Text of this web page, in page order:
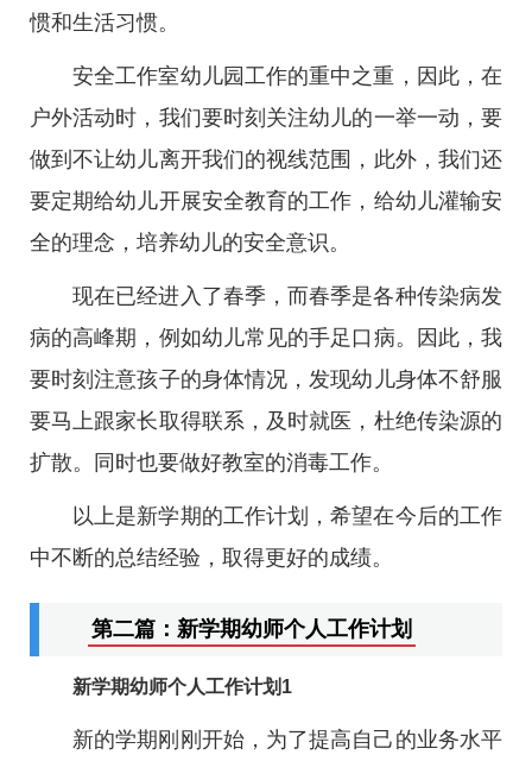
惯和生活习惯。
安全工作室幼儿园工作的重中之重，因此，在
户外活动时，我们要时刻关注幼儿的一举一动，要
做到不让幼儿离开我们的视线范围，此外，我们还
要定期给幼儿开展安全教育的工作，给幼儿灌输安
全的理念，培养幼儿的安全意识。
现在已经进入了春季，而春季是各种传染病发
病的高峰期，例如幼儿常见的手足口病。因此，我
要时刻注意孩子的身体情况，发现幼儿身体不舒服
要马上跟家长取得联系，及时就医，杜绝传染源的
扩散。同时也要做好教室的消毒工作。
以上是新学期的工作计划，希望在今后的工作
中不断的总结经验，取得更好的成绩。
第二篇：新学期幼师个人工作计划
新学期幼师个人工作计划1
新的学期刚刚开始，为了提高自己的业务水平